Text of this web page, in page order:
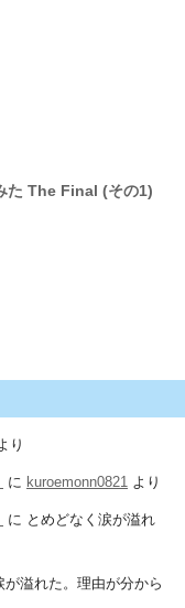
た The Final (その1)
り
に kuroemonn0821 より
に とめどなく涙が溢れ
が溢れた。理由が分から